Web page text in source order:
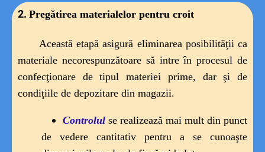
2. Pregătirea materialelor pentru croit
Această etapă asigură eliminarea posibilităţii ca
materiale necorespunzătoare să intre în procesul de
confecţionare de tipul materiei prime, dar şi de
condiţiile de depozitare din magazii.
Controlul se realizează mai mult din punct
de vedere cantitativ pentru a se cunoaşte